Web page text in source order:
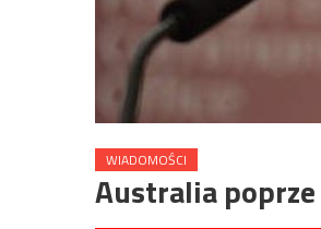
WIADOMOŚCI
Australia